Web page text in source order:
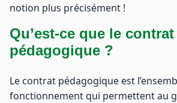
notion plus précisément !
Qu’est-ce que le contrat
pédagogique ?
Le contrat pédagogique est
fonctionnement qui permettent au